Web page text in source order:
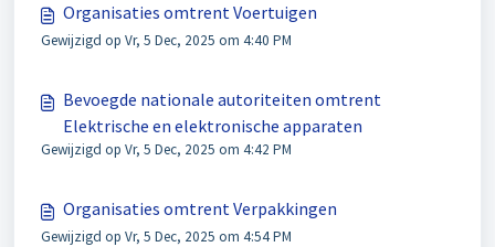
Organisaties omtrent Voertuigen
Gewijzigd op Vr, 5 Dec, 2025 om 4:40 PM
Bevoegde nationale autoriteiten omtrent
Elektrische en elektronische apparaten
Gewijzigd op Vr, 5 Dec, 2025 om 4:42 PM
Organisaties omtrent Verpakkingen
Gewijzigd op Vr, 5 Dec, 2025 om 4:54 PM